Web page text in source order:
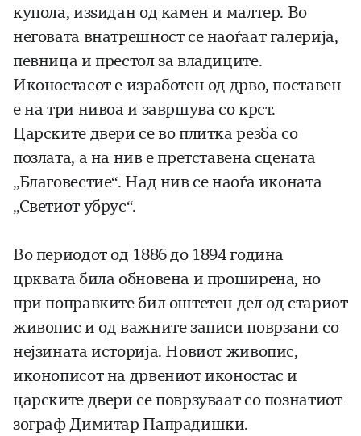
купола, изѕидан од камен и малтер. Во
неговата внатрешност се наоѓаат галерија,
певница и престол за владиците.
Иконостасот е изработен од дрво, поставен
е на три нивоа и завршува со крст.
Царските двери се во плитка резба со
позлата, а на нив е претставена сцената
„Благовестие“. Над нив се наоѓа иконата
„Светиот убрус“.
Во периодот од 1886 до 1894 година
црквата била обновена и проширена, но
при поправките бил оштетен дел од стариот
живопис и од важните записи поврзани со
нејзината историја. Новиот живопис,
иконописот на дрвениот иконостас и
царските двери се поврзуваат со познатиот
зограф Димитар Папрадишки.